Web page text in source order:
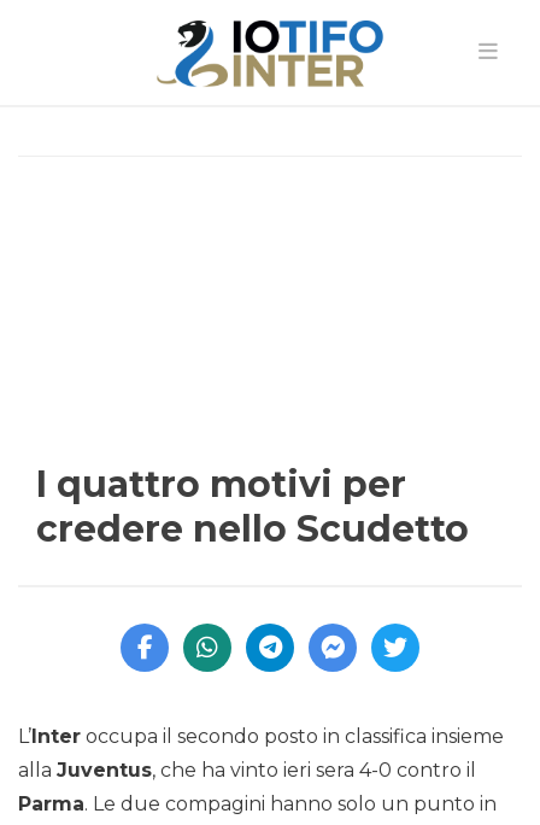
I quattro motivi per
credere nello Scudetto
L’Inter occupa il secondo posto in classifica insieme
alla Juventus, che ha vinto ieri sera 4-0 contro il
Parma. Le due compagini hanno solo un punto in